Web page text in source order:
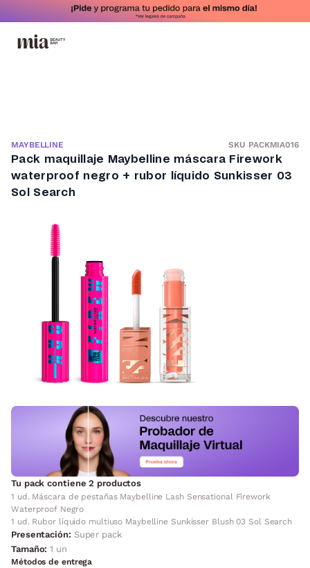
MAYBELLINE SKU PACKMIA016
Pack maquillaje Maybelline máscara Firework
waterproof negro + rubor líquido Sunkisser 03
Sol Search
Tu pack contiene 2 productos
1 ud. Máscara de pestañas Maybelline Lash Sensational Firework
Waterproof Negro
1 ud. Rubor líquido multiuso Maybelline Sunkisser Blush 03 Sol Search
Presentación: Super pack
Tamaño:1 un
Métodos de entrega